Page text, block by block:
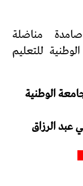
مناضلة
للتعليم
الوطنية
عبد الرزاق